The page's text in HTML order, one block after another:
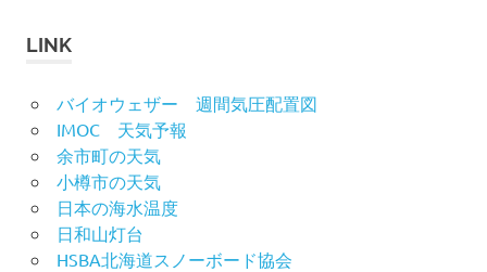
イ
LINK
バイオウェザー 週間気圧配置図
IMOC 天気予報
余市町の天気
小樽市の天気
日本の海水温度
日和山灯台
HSBA北海道スノーボード協会